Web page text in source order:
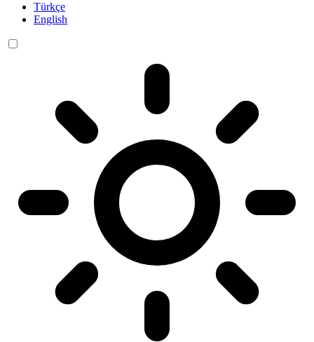
Türkçe
English